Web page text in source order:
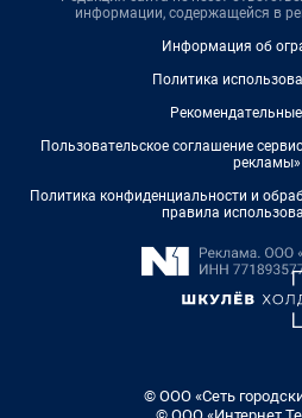
информации, содержащейся в
Информация об
Политика
Пользовательское соглашение
рекламы»
Политика конфиденциальности и
правила
© ООО «Сеть